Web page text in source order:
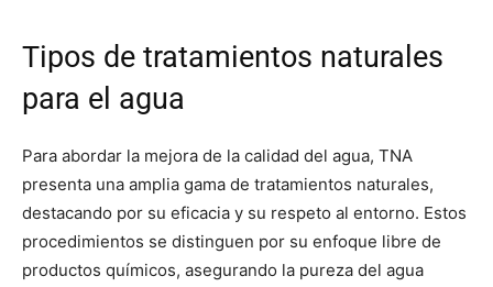
Tipos de tratamientos naturales
para el agua
Para abordar la mejora de la calidad del agua, TNA
presenta una amplia gama de tratamientos naturales,
destacando por su eficacia y su respeto al entorno. Estos
procedimientos se distinguen por su enfoque libre de
productos químicos, asegurando la pureza del agua